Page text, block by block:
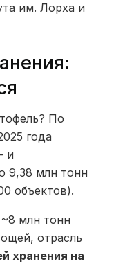
им. Лорха и
По
года
и
9,38 млн тонн
объектов).
млн тонн
отрасль
хранения на